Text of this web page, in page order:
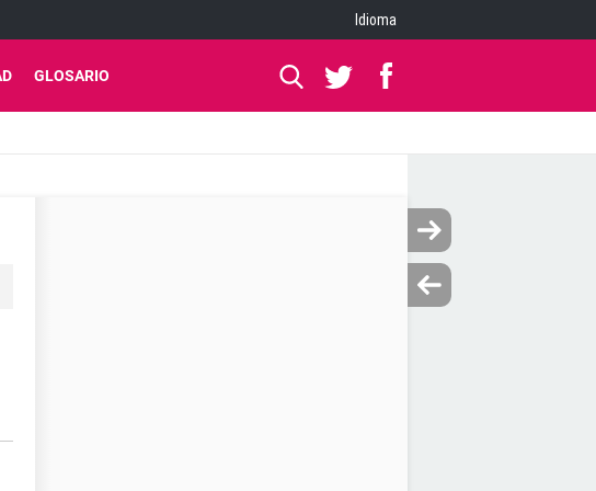
Idioma
GLOSARIO